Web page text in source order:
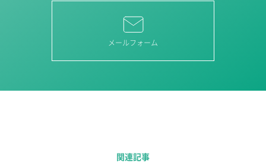
メールフォーム
関連記事